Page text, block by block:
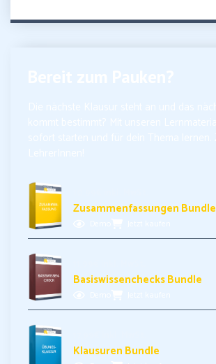
Zusammenfassungen Bundle
Basiswissenchecks Bundle
Klausuren Bundle